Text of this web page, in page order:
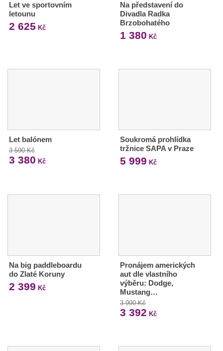
Let ve sportovním
letounu
2 625 Kč
Na představení do
Divadla Radka
Brzobohatého
1 380 Kč
Let balónem
3 590 Kč
3 380 Kč
Soukromá prohlídka
tržnice SAPA v Praze
5 999 Kč
Na big paddleboardu
do Zlaté Koruny
2 399 Kč
Pronájem amerických
aut dle vlastního
výběru: Dodge,
Mustang…
3 990 Kč
3 392 Kč